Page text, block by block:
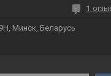
1
Минск, Беларусь